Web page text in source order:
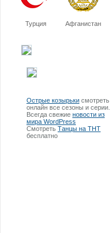
Турция Афганистан
Острые козырьки смотреть
онлайн все сезоны и серии.
Всегда свежие новости из
мира WordPress
Смотреть Танцы на ТНТ
бесплатно